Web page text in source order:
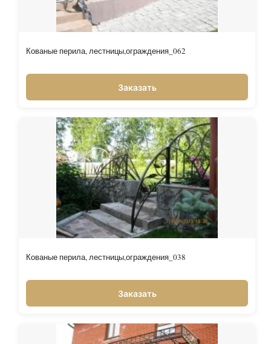
Кованые перила, лестницы,ограждения_062
Заказать
Кованые перила, лестницы,ограждения_038
Заказать